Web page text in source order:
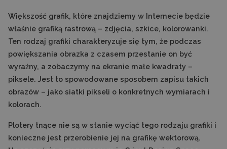
Większość grafik, które znajdziemy w Internecie będzie
właśnie grafiką rastrową – zdjęcia, szkice, kolorowanki.
Ten rodzaj grafiki charakteryzuje się tym, że podczas
powiększania obrazka z czasem przestanie on być
wyraźny, a zobaczymy na ekranie małe kwadraty –
piksele. Jest to spowodowane sposobem zapisu takich
obrazów – jako siatki pikseli o konkretnych wymiarach i
kolorach.
Plotery tnące nie są w stanie wyciąć tego rodzaju grafiki i
konieczne jest przerobienie jej na grafikę wektorową.